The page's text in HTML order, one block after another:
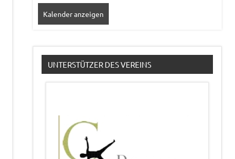
Kalender anzeigen
UNTERSTÜTZER DES VEREINS